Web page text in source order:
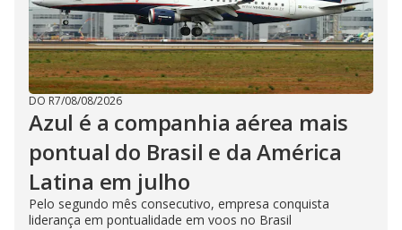
DO R7/08/08/2026
Azul é a companhia aérea mais
pontual do Brasil e da América
Latina em julho
Pelo segundo mês consecutivo, empresa conquista
liderança em pontualidade em voos no Brasil